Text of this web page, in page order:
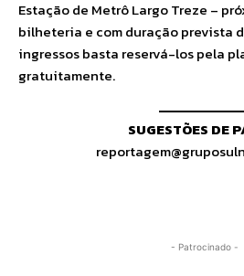
Estação de Metrô Largo Treze –
bilheteria e com duração prevista
ingressos basta reservá-los pela
gratuitamente.
SUGESTÕES DE
- Patrocinado -